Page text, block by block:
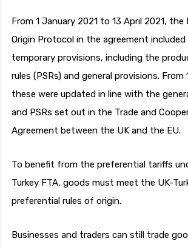
From 1 January 2021 to 13 April 2021, the
Origin Protocol in the agreement
temporary provisions, including the
rules (PSRs) and general provisions. From
these were updated in line with the
and PSRs set out in the Trade and
Agreement between the UK and the EU.
To benefit from the preferential tariffs
Turkey FTA, goods must meet the UK-
preferential rules of origin.
Businesses and traders can still trade